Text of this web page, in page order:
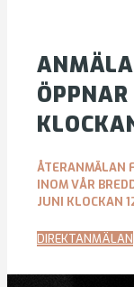
ÅTERANMÄLAN
INOM VÅR
JUNI KLOCKAN
DIREKTANMÄLAN